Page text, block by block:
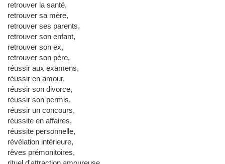
retrouver la santé,
retrouver sa mère,
retrouver ses parents,
retrouver son enfant,
retrouver son ex,
retrouver son père,
réussir aux examens,
réussir en amour,
réussir son divorce,
réussir son permis,
réussir un concours,
réussite en affaires,
réussite personnelle,
révélation intérieure,
rêves prémonitoires,